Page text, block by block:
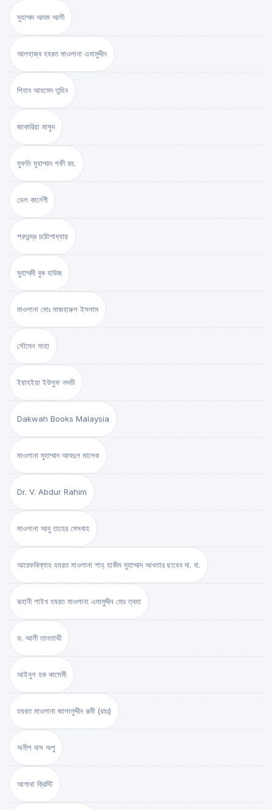
মুহাম্মদ আদম আলী
আলহাজ্ব হযরত মাওলানা এমামুদ্দীন
শিহাব আহমেদ তুহিন
জাকারিয়া মাসুদ
মুফতি মুহাম্মাদ শফী রহ.
ডেল কার্নেগী
শরৎচন্দ্র চট্টোপাধ্যায়
মুহাম্মদী বুক হাউজ
মাওলানা মোঃ মাজহারুল ইসলাম
সৌমেন সাহা
ইয়াহইয়া ইউসুফ নদভী
Dakwah Books Malaysia
মাওলানা মুহাম্মাদ আবদুল মালেক
Dr. V. Abdur Rahim
মাওলানা আবু তাহের মেসবাহ
আরেফবিল্লাহ হযরত মাওলানা শাহ্ হাকীম মুহাম্মাদ আখতার ছাহেব দা. বা.
রূহানী শাইখ হযরত মাওলানা এমামুদ্দীন মোঃ ত্বহা
ড. আলী তানতাভী
আইনুল হক কাসেমী
হযরত মাওলানা জালালুদ্দীন রূমী (রহঃ)
অনীশ দাস অপু
আগাথা ক্রিস্টি